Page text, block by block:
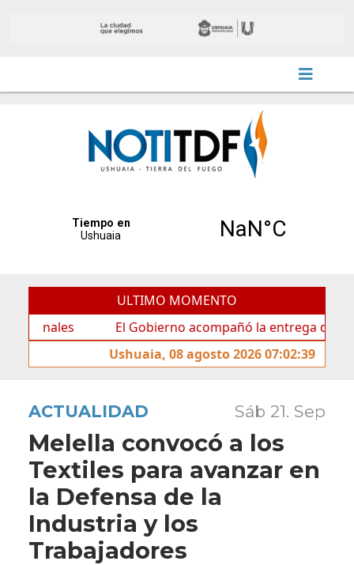
ULTIMO MOMENTO
El Gobierno acompañó la entrega de nueva
Ushuaia, 08 agosto 2026 07:02:39
ACTUALIDAD Sáb 21. Sep
Melella convocó a los
Textiles para avanzar en
la Defensa de la
Industria y los
Trabajadores